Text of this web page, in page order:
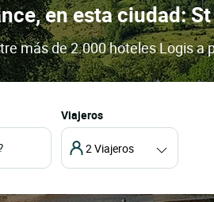
en esta ciudad:
más de 2.000 hoteles Logis a
Viajeros
2 Viajeros